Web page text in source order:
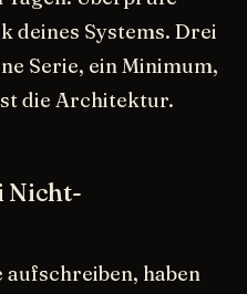
deines Systems. Drei
Serie, ein Minimum,
die Architektur.
Nicht-
aufschreiben, haben